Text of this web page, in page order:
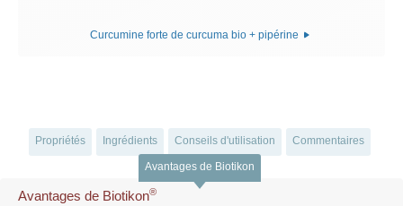
Curcumine forte de curcuma bio + pipérine
Propriétés Ingrédients Conseils d'utilisation Commentaires
Avantages de Biotikon
Avantages de Biotikon®